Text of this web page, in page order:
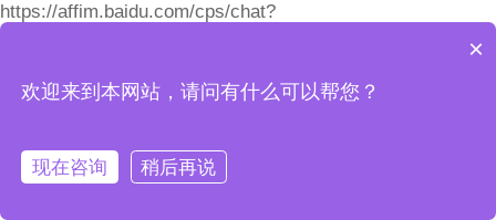
https://affim.baidu.com/cps/chat?
×
欢迎来到本网站，请问有什么可以帮您？
现在咨询 稍后再说